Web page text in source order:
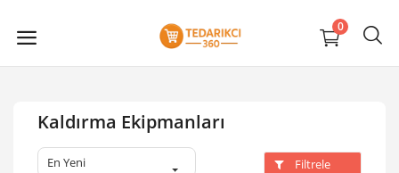
0
Kaldırma Ekipmanları
En Yeni Filtrele